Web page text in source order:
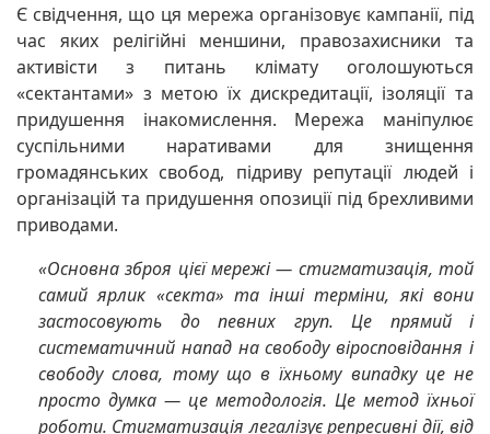
Є свідчення, що ця мережа організовує кампанії, під
час яких релігійні меншини, правозахисники та
активісти з питань клімату оголошуються
«сектантами» з метою їх дискредитації, ізоляції та
придушення інакомислення. Мережа маніпулює
суспільними наративами для знищення
громадянських свобод, підриву репутації людей і
організацій та придушення опозиції під брехливими
приводами.
«Основна зброя цієї мережі — стигматизація, той
самий ярлик «секта» та інші терміни, які вони
застосовують до певних груп. Це прямий і
систематичний напад на свободу віросповідання і
свободу слова, тому що в їхньому випадку це не
просто думка — це методологія. Це метод їхньої
роботи. Стигматизація легалізує репресивні дії, від